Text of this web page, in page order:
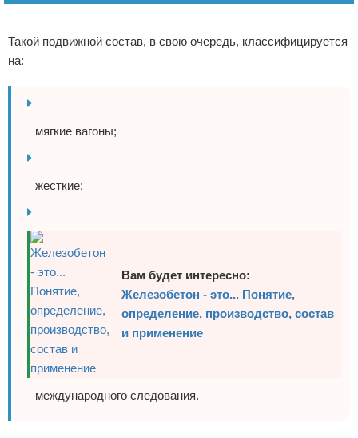
Такой подвижной состав, в свою очередь, классифицируется
на:
мягкие вагоны;
жесткие;
Вам будет интересно:
Железобетон - это... Понятие,
определение, производство, состав
и применение
международного следования.